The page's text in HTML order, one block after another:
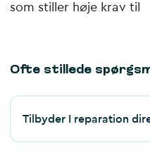
som stiller høje krav til
Ofte stillede
Tilbyder I reparation